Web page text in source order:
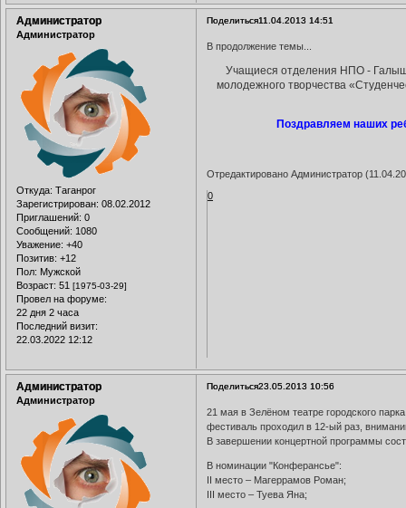
Поделиться11.04.2013 14:51
Администратор
Администратор
Откуда: Таганрог
Зарегистрирован: 08.02.2012
Приглашений: 0
Сообщений: 1080
Уважение: +40
Позитив: +12
Пол: Мужской
Возраст: 51 [1975-03-29]
Провел на форуме:
22 дня 2 часа
Последний визит:
22.03.2022 12:12
В продолжение темы...
Учащиеся отделения НПО -
молодежного творчества
Поздравляем наших
Отредактировано Администратор
0
Поделиться23.05.2013 10:56
Администратор
Администратор
21 мая в Зелёном театре городского
фестиваль проходил в 12-ый раз,
В завершении концертной программы
В номинации "Конферансье":
II место – Магеррамов Роман;
III место – Туева Яна;